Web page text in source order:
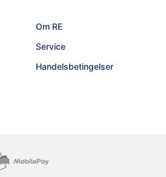
Om RE
Service
Handelsbetingelser